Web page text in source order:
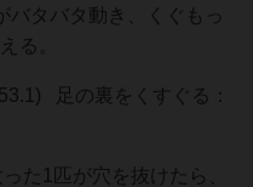
バタバタ動き、くぐもっ
る。
足の裏をくすぐる：
を抜けたら、